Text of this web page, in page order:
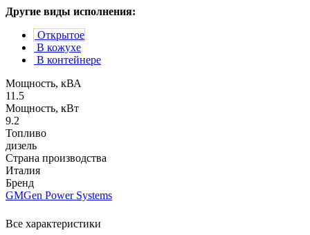
Другие виды исполнения:
Открытое
В кожухе
В контейнере
Мощность, кВА
11.5
Мощность, кВт
9.2
Топливо
дизель
Страна производства
Италия
Бренд
GMGen Power Systems
Все характеристики